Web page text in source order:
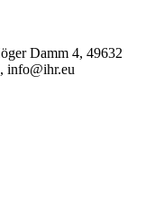
Damm 4, 49632
info@ihr.eu